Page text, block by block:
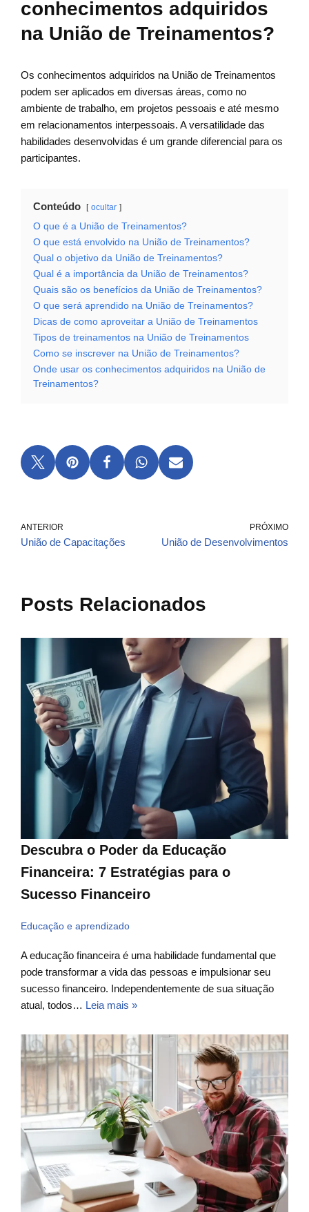
conhecimentos adquiridos
na União de Treinamentos?
Os conhecimentos adquiridos na União de Treinamentos
podem ser aplicados em diversas áreas, como no
ambiente de trabalho, em projetos pessoais e até mesmo
em relacionamentos interpessoais. A versatilidade das
habilidades desenvolvidas é um grande diferencial para os
participantes.
Conteúdo ocultar
O que é a União de Treinamentos?
O que está envolvido na União de Treinamentos?
Qual o objetivo da União de Treinamentos?
Qual é a importância da União de Treinamentos?
Quais são os benefícios da União de Treinamentos?
O que será aprendido na União de Treinamentos?
Dicas de como aproveitar a União de Treinamentos
Tipos de treinamentos na União de Treinamentos
Como se inscrever na União de Treinamentos?
Onde usar os conhecimentos adquiridos na União de
Treinamentos?
ANTERIOR
União de Capacitações
PRÓXIMO
União de Desenvolvimentos
Posts Relacionados
Descubra o Poder da Educação
Financeira: 7 Estratégias para o
Sucesso Financeiro
Educação e aprendizado
A educação financeira é uma habilidade fundamental que
pode transformar a vida das pessoas e impulsionar seu
sucesso financeiro. Independentemente de sua situação
atual, todos… Leia mais »